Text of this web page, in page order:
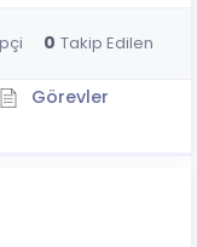
0 Takip Edilen
Görevler